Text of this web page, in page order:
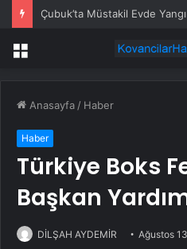
Çubuk’ta Müstakil Evde
Menü
Anasayfa / Haber
Haber
Türkiye Boks
Başkan
DİLŞAH AYDEMİR Ağustos